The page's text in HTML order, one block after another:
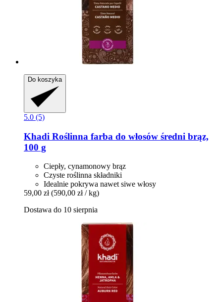
Do koszyka
5.0 (5)
Khadi Roślinna farba do włosów średni brąz,
100 g
Ciepły, cynamonowy brąz
Czyste roślinna składniki
Idealnie pokrywa nawet siwe włosy
59,00 zł (590,00 zł / kg)
Dostawa do 10 sierpnia